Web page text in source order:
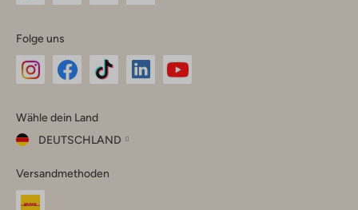
Folge uns
Instagram
Facebook
TikTok
Wähle dein Land
DEUTSCHLAND
dein
Land
Versandmethoden